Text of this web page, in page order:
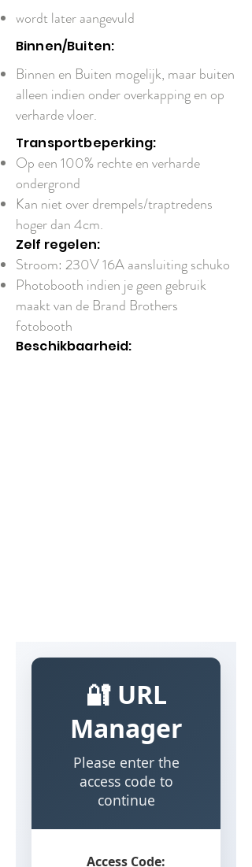
wordt later aangevuld
Binnen/Buiten:
Binnen en Buiten mogelijk, maar buiten
alleen indien onder overkapping en op
verharde vloer.
Transportbeperking:
Op een 100% rechte en verharde
ondergrond
Kan niet over drempels/traptredens
hoger dan 4cm.
Zelf regelen:
Stroom: 230V 16A aansluiting schuko
Photobooth indien je geen gebruik
maakt van de Brand Brothers
fotobooth
Beschikbaarheid: